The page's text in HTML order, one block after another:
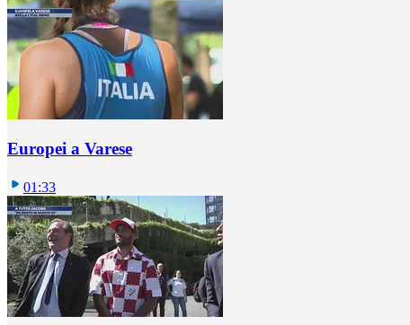
Europei a Varese
01:33